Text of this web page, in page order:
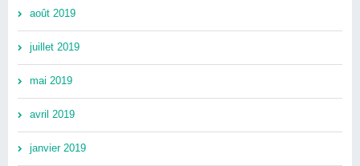
août 2019
juillet 2019
mai 2019
avril 2019
janvier 2019